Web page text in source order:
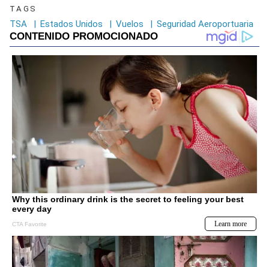
TAGS
TSA | Estados Unidos | Vuelos | Seguridad Aeroportuaria